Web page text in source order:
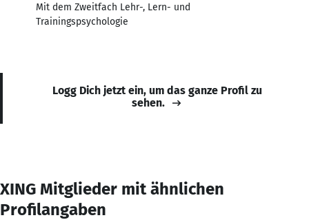
Mit dem Zweitfach Lehr-, Lern- und
Trainingspsychologie
Logg Dich jetzt ein, um das ganze Profil zu
sehen.
XING Mitglieder mit ähnlichen
Profilangaben